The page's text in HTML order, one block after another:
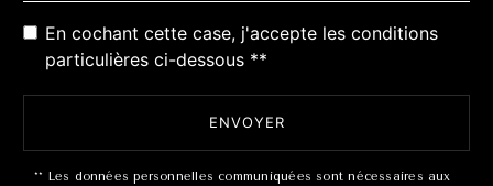
En cochant cette case, j'accepte les conditions
particulières ci-dessous **
ENVOYER
** Les données personnelles communiquées sont nécessaires aux